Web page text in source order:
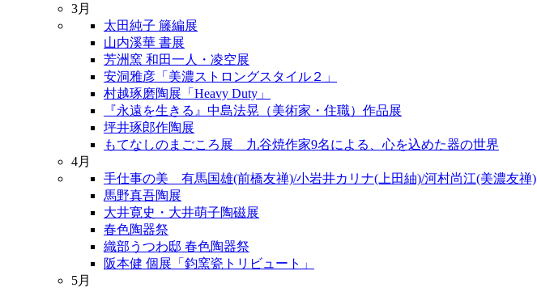
3月
太田純子 籐編展
山内溪華 書展
芳洲窯 和田一人・凌空展
安洞雅彦「美濃ストロングスタイル２」
村越琢磨陶展「Heavy Duty」
『永遠を生きる』中島法晃（美術家・住職）作品展
坪井琢郎作陶展
もてなしのまごころ展 九谷焼作家9名による、心を込めた器の世界
4月
手仕事の美 有馬国雄(前橋友禅)/小岩井カリナ(上田紬)/河村尚江(美濃友禅)
馬野真吾陶展
大井寛史・大井萌子陶磁展
春色陶器祭
織部うつわ邸 春色陶器祭
阪本健 個展「鈞窯瓷トリビュート」
5月